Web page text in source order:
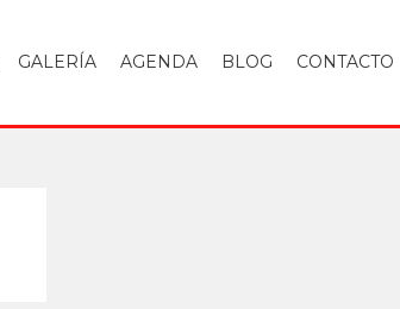
GALERÍA AGENDA BLOG CONTACTO